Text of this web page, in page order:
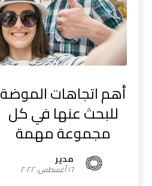
أهم اتجاهات الموضة
للبحث عنها في كل
مجموعة مهمة
مدیر
١٦ أغسطس، ٢٠٢٢